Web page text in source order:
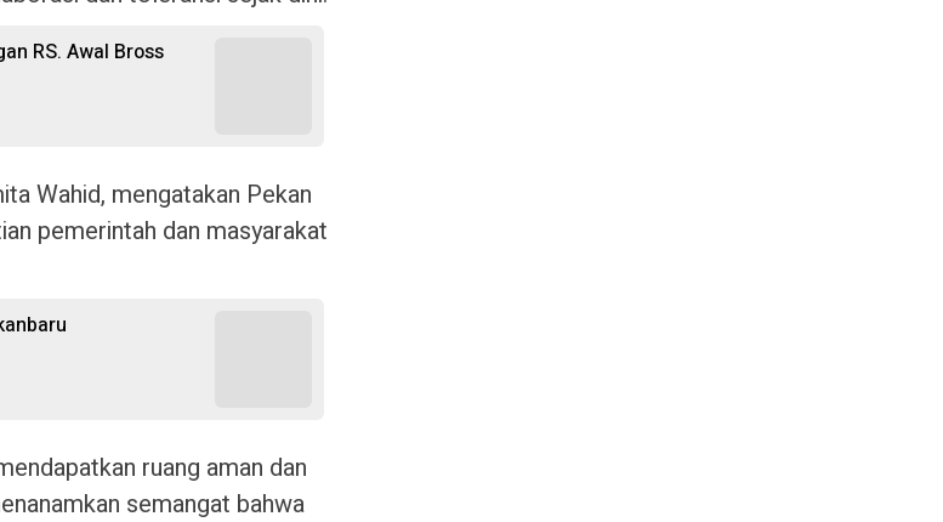
RS. Awal Bross
Wahid, mengatakan Pekan
pemerintah dan masyarakat
ruang aman dan
semangat bahwa